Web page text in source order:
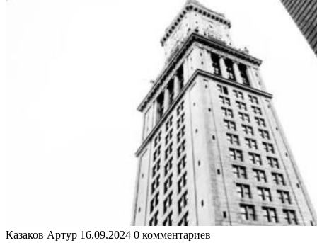
Казаков Артур 16.09.2024 0 комментариев